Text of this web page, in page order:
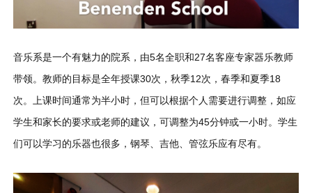
音乐系是一个有魅力的院系，由5名全职和27名客座专家器乐教师
带领。教师的目标是全年授课30次，秋季12次，春季和夏季18
次。上课时间通常为半小时，但可以根据个人需要进行调整，如应
学生和家长的要求或老师的建议，可调整为45分钟或一小时。学生
们可以学习的乐器也很多，钢琴、吉他、管弦乐应有尽有。